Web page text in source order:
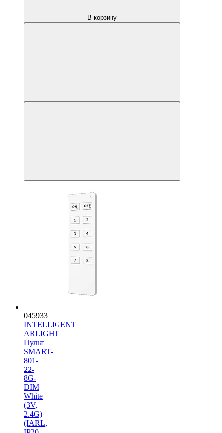
В корзину
045933
INTELLIGENT
ARLIGHT
Пульт
SMART-
801-
22-
8G-
DIM
White
(3V,
2.4G)
(IARL,